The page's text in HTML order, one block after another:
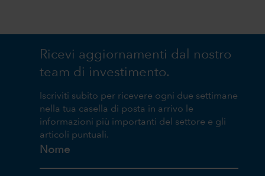
Ricevi aggiornamenti dal nostro
team di investimento.
Iscriviti subito per ricevere ogni due settimane
nella tua casella di posta in arrivo le
informazioni più importanti del settore e gli
articoli puntuali.
Nome